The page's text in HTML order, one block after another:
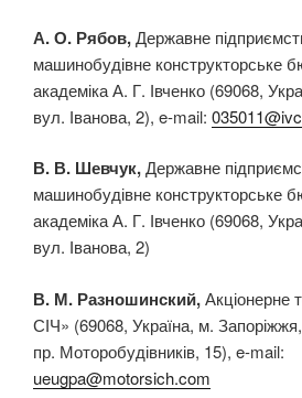
А. О. Рябов,Державне
машинобудівне конструкторське
академіка А. Г. Івченко (69068,
вул. Іванова, 2), e-mail:
В. В. Шевчук,Державне
машинобудівне конструкторське
академіка А. Г. Івченко (69068,
вул. Іванова, 2)
В. М. Разношинский,
СІЧ» (69068, Україна, м. Запоріжжя,
пр. Моторобудівників, 15), e-mail:
ueugpa@motorsich.com